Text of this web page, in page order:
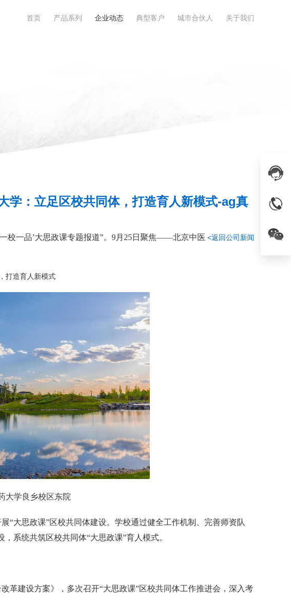
首页 产品系列 企业动态 典型客户 城市合伙人 关于我们
学：立足区校共同体，打造育人新模式-ag真
<返回公司新闻
校一品’大思政课专题报道”。9月25日聚焦——北京中医
打造育人新模式
大学良乡校区东院
“大思政课”区校共同体建设。学校通过健全工作机制、完善师资队
系统共筑区校共同体“大思政课”育人模式。
革建设方案》，多次召开“大思政课”区校共同体工作推进会，深入考